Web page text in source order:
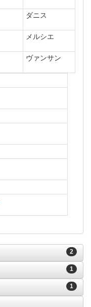
ダニス
メルシエ
ヴァンサン
2
1
1